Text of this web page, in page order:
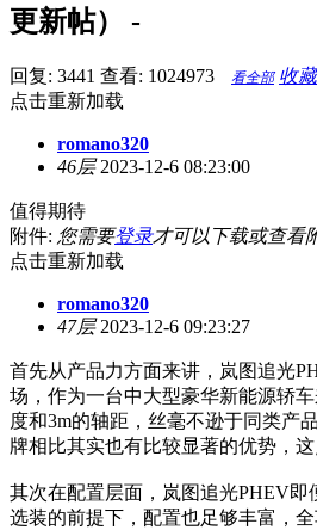
更新帖） -
回复: 3441 查看: 1024973 看全部 收藏
点击重新加载
romano320
46层2023-12-6 08:23:00
值得期待
附件: 您需要登录才可以下载或查看
点击重新加载
romano320
47层2023-12-6 09:23:27
首先从产品力方面来讲，岚图追光
场，作为一台中大型豪华新能源轿
度和3m的轴距，丝毫不逊于同类产
牌相比其实也有比较显著的优势，这
其次在配置层面，岚图追光PHEV即
选装的前提下，配置也足够丰富，